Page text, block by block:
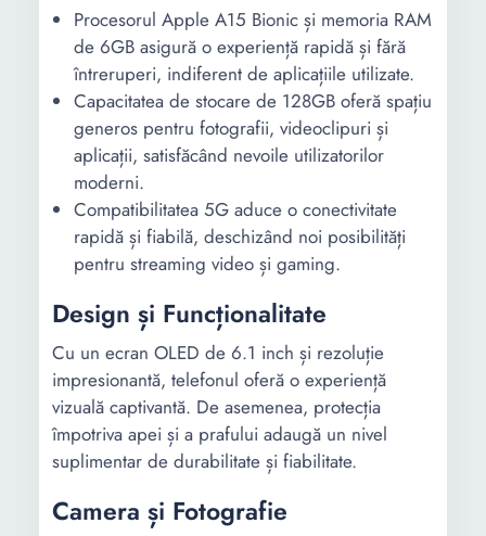
Procesorul Apple A15 Bionic și memoria RAM
de 6GB asigură o experiență rapidă și fără
întreruperi, indiferent de aplicațiile utilizate.
Capacitatea de stocare de 128GB oferă spațiu
generos pentru fotografii, videoclipuri și
aplicații, satisfăcând nevoile utilizatorilor
moderni.
Compatibilitatea 5G aduce o conectivitate
rapidă și fiabilă, deschizând noi posibilități
pentru streaming video și gaming.
Design și Funcționalitate
Cu un ecran OLED de 6.1 inch și rezoluție
impresionantă, telefonul oferă o experiență
vizuală captivantă. De asemenea, protecția
împotriva apei și a prafului adaugă un nivel
suplimentar de durabilitate și fiabilitate.
Camera și Fotografie